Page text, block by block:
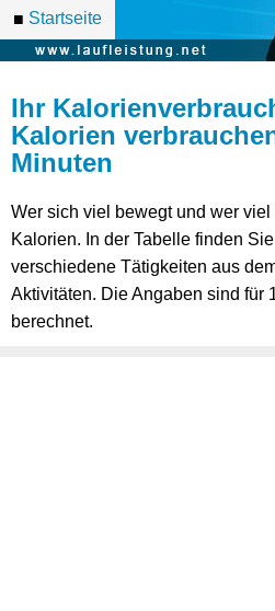
■ Startseite
Ihr
Kalorien
Minuten
Wer sich viel bewegt und wer
Kalorien. In der Tabelle finden
verschiedene Tätigkeiten aus
Aktivitäten. Die Angaben sind für
berechnet.